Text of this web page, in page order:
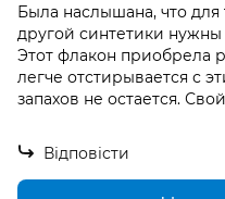
Была наслышана, что
другой синтетики
Этот флакон приобрела
легче отстирывается с
запахов не остается.
Відповісти